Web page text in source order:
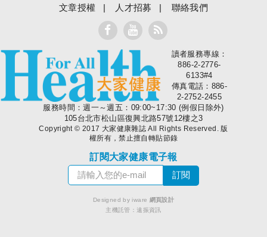
文章授權
人才招募 聯絡我們
大家健康
讀者服務專線：
886-2-2776-
6133#4
傳真電話：886-
2-2752-2455
服務時間：週一～週五：09:00~17:30 (例假日除外)
105台北市松山區復興北路57號12樓之3
Copyright © 2017 大家健康雜誌 All Rights Reserved. 版
權所有，禁止擅自轉貼節錄
訂閱大家健康電子報
Designed by iware 網頁設計
主機託管：遠振資訊